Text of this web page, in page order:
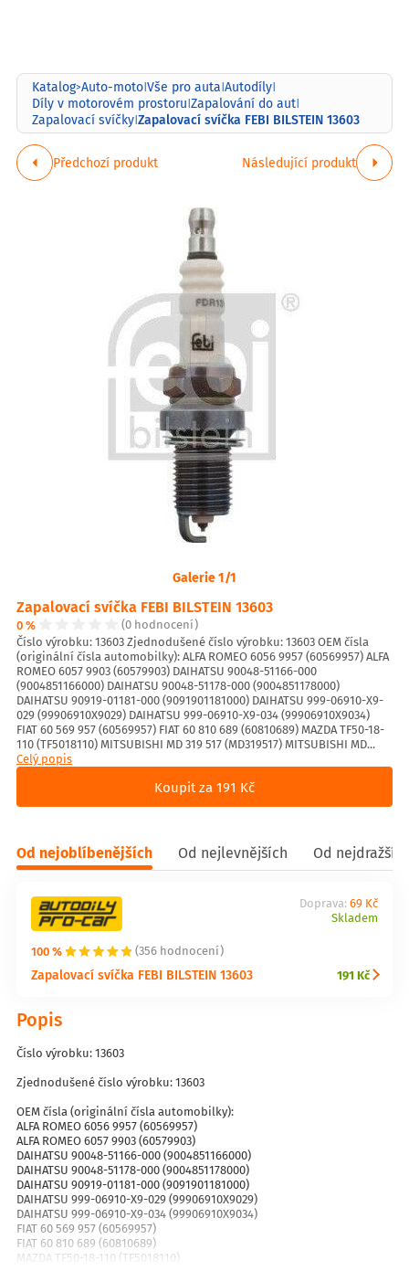
Katalog>Auto-moto|Vše pro auta|Autodíly|
Díly v motorovém prostoru|Zapalování do aut|
Zapalovací svíčky|Zapalovací svíčka FEBI BILSTEIN 13603
Předchozí produkt Následující produkt
Galerie 1/1
Zapalovací svíčka FEBI BILSTEIN 13603
0 %
(0 hodnocení)
Číslo výrobku: 13603 Zjednodušené číslo výrobku: 13603 OEM čísla
(originální čísla automobilky): ALFA ROMEO 6056 9957 (60569957) ALFA
ROMEO 6057 9903 (60579903) DAIHATSU 90048-51166-000
(9004851166000) DAIHATSU 90048-51178-000 (9004851178000)
DAIHATSU 90919-01181-000 (9091901181000) DAIHATSU 999-06910-X9-
029 (99906910X9029) DAIHATSU 999-06910-X9-034 (99906910X9034)
FIAT 60 569 957 (60569957) FIAT 60 810 689 (60810689) MAZDA TF50-18-
110 (TF5018110) MITSUBISHI MD 319 517 (MD319517) MITSUBISHI MD...
Celý popis
Koupit za 191 Kč
Od nejoblíbenějších Od nejlevnějších Od
100 % (356 hodnocení)
Zapalovací svíčka FEBI BILSTEIN 13603
Doprava: 69 Kč
Skladem
191 Kč
Popis
Číslo výrobku: 13603
Zjednodušené číslo výrobku: 13603
OEM čísla (originální čísla automobilky):
ALFA ROMEO 6056 9957 (60569957)
ALFA ROMEO 6057 9903 (60579903)
DAIHATSU 90048-51166-000 (9004851166000)
DAIHATSU 90048-51178-000 (9004851178000)
DAIHATSU 90919-01181-000 (9091901181000)
DAIHATSU 999-06910-X9-029 (99906910X9029)
DAIHATSU 999-06910-X9-034 (99906910X9034)
FIAT 60 569 957 (60569957)
FIAT 60 810 689 (60810689)
MAZDA TF50-18-110 (TF5018110)